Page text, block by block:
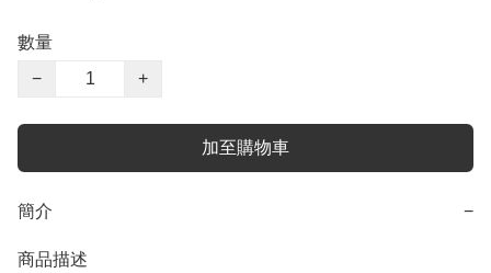
數量
−
+
加至購物車
簡介 −
商品描述